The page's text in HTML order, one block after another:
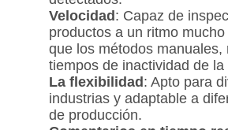
Velocidad: Capaz de
productos a un ritmo
que los métodos manuales,
tiempos de inactividad de la
La flexibilidad: Apto para
industrias y adaptable a
de producción.